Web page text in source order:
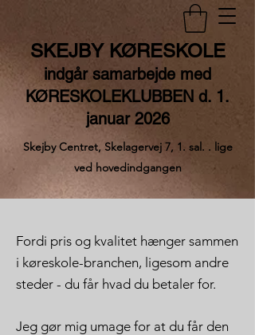
SKEJBY KØRESKOLE
indgår samarbejde med
KØRESKOLEKLUBBEN d. 1.
januar 2026
Skejby Centret, Skelagervej 7, 1. sal. . lige
ved hovedindgangen
Fordi pris og kvalitet hænger sammen
i køreskole-branchen, ligesom andre
steder - du får hvad du betaler for.
Jeg gør mig umage for at du får den